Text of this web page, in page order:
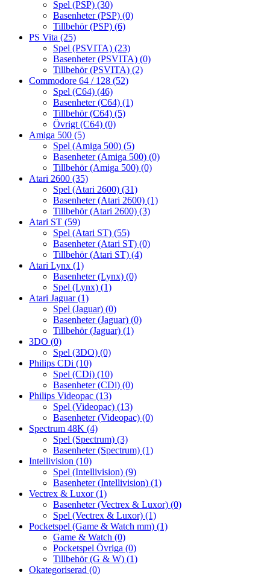
Spel (PSP) (30)
Basenheter (PSP) (0)
Tillbehör (PSP) (6)
PS Vita (25)
Spel (PSVITA) (23)
Basenheter (PSVITA) (0)
Tillbehör (PSVITA) (2)
Commodore 64 / 128 (52)
Spel (C64) (46)
Basenheter (C64) (1)
Tillbehör (C64) (5)
Övrigt (C64) (0)
Amiga 500 (5)
Spel (Amiga 500) (5)
Basenheter (Amiga 500) (0)
Tillbehör (Amiga 500) (0)
Atari 2600 (35)
Spel (Atari 2600) (31)
Basenheter (Atari 2600) (1)
Tillbehör (Atari 2600) (3)
Atari ST (59)
Spel (Atari ST) (55)
Basenheter (Atari ST) (0)
Tillbehör (Atari ST) (4)
Atari Lynx (1)
Basenheter (Lynx) (0)
Spel (Lynx) (1)
Atari Jaguar(1)
Spel (Jaguar) (0)
Basenheter (Jaguar) (0)
Tillbehör (Jaguar) (1)
3DO (0)
Spel (3DO) (0)
Philips CDi (10)
Spel (CDi) (10)
Basenheter (CDi) (0)
Philips Videopac (13)
Spel (Videopac) (13)
Basenheter (Videopac) (0)
Spectrum 48K (4)
Spel (Spectrum) (3)
Basenheter (Spectrum) (1)
Intellivision (10)
Spel (Intellivision) (9)
Basenheter (Intellivision) (1)
Vectrex & Luxor(1)
Basenheter (Vectrex & Luxor) (0)
Spel (Vectrex & Luxor) (1)
Pocketspel (Game & Watch mm) (1)
Game & Watch (0)
Pocketspel Övriga (0)
Tillbehör (G & W) (1)
Okategoriserad (0)